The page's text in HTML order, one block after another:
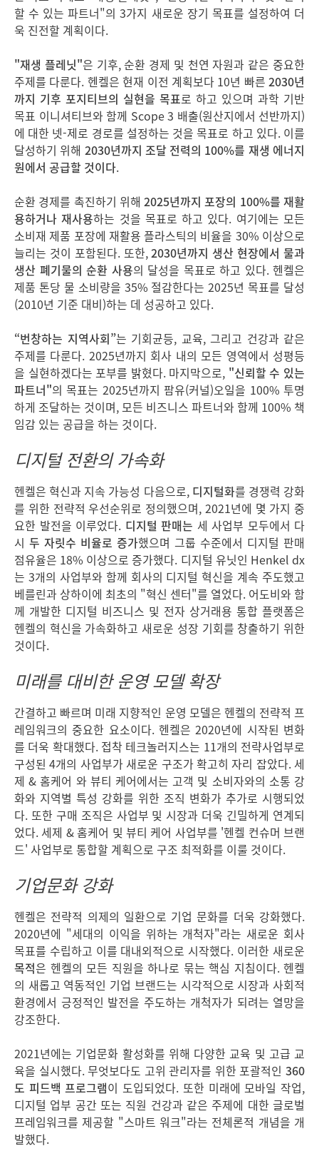
할 수 있는 파트너"의 3가지 새로운 장기 목표를 설정하여 더
욱 진전할 계획이다.
"재생 플레닛"은 기후, 순환 경제 및 천연 자원과 같은 중요한
주제를 다룬다. 헨켈은 현재 이전 계획보다 10년 빠른 2030년
까지 기후 포지티브의 실현을 목표로 하고 있으며 과학 기반
목표 이니셔티브와 함께 Scope 3 배출(원산지에서 선반까지)
에 대한 넷-제로 경로를 설정하는 것을 목표로 하고 있다. 이를
달성하기 위해 2030년까지 조달 전력의 100%를 재생 에너지
원에서 공급할 것이다.
순환 경제를 촉진하기 위해2025년까지 포장의 100%를 재활
용하거나 재사용하는 것을 목표로 하고 있다. 여기에는 모든
소비재 제품 포장에 재활용 플라스틱의 비율을 30% 이상으로
늘리는 것이 포함된다. 또한,2030년까지 생산 현장에서 물과
생산 폐기물의 순환 사용의 달성을 목표로 하고 있다. 헨켈은
제품 톤당 물 소비량을 35% 절감한다는 2025년 목표를 달성
(2010년 기준 대비)하는 데 성공하고 있다.
“번창하는 지역사회”는 기회균등, 교육, 그리고 건강과 같은
주제를 다룬다. 2025년까지 회사 내의 모든 영역에서 성평등
을 실현하겠다는 포부를 밝혔다. 마지막으로, "신뢰할 수 있는
파트너"의 목표는 2025년까지 팜유(커널)오일을 100% 투명
하게 조달하는 것이며, 모든 비즈니스 파트너와 함께 100% 책
임감 있는 공급을 하는 것이다.
디지털 전환의 가속화
헨켈은 혁신과 지속 가능성 다음으로, 디지털화를 경쟁력 강화
를 위한 전략적 우선순위로 정의했으며, 2021년에 몇 가지 중
요한 발전을 이루었다. 디지털 판매는 세 사업부 모두에서 다
시 두 자릿수 비율로 증가했으며 그룹 수준에서 디지털 판매
점유율은 18% 이상으로 증가했다. 디지털 유닛인 Henkel dx
는 3개의 사업부와 함께 회사의 디지털 혁신을 계속 주도했고
베를린과 상하이에 최초의 "혁신 센터"를 열었다. 어도비와 함
께 개발한 디지털 비즈니스 및 전자 상거래용 통합 플랫폼은
헨켈의 혁신을 가속화하고 새로운 성장 기회를 창출하기 위한
것이다.
미래를 대비한 운영 모델 확장
간결하고 빠르며 미래 지향적인 운영 모델은 헨켈의 전략적 프
레임워크의 중요한 요소이다. 헨켈은 2020년에 시작된 변화
를 더욱 확대했다. 접착 테크놀러지스는 11개의 전략사업부로
구성된 4개의 사업부가 새로운 구조가 확고히 자리 잡았다. 세
제 & 홈케어 와 뷰티 케어에서는 고객 및 소비자와의 소통 강
화와 지역별 특성 강화를 위한 조직 변화가 추가로 시행되었
다. 또한 구매 조직은 사업부 및 시장과 더욱 긴밀하게 연계되
었다. 세제 & 홈케어 및 뷰티 케어 사업부를 '헨켈 컨슈머 브랜
드' 사업부로 통합할 계획으로 구조 최적화를 이룰 것이다.
기업문화 강화
헨켈은 전략적 의제의 일환으로 기업 문화를 더욱 강화했다.
2020년에 "세대의 이익을 위하는 개척자"라는 새로운 회사
목표를 수립하고 이를 대내외적으로 시작했다. 이러한 새로운
목적은 헨켈의 모든 직원을 하나로 묶는 핵심 지침이다. 헨켈
의 새롭고 역동적인 기업 브랜드는 시각적으로 시장과 사회적
환경에서 긍정적인 발전을 주도하는 개척자가 되려는 열망을
강조한다.
2021년에는 기업문화 활성화를 위해 다양한 교육 및 고급 교
육을 실시했다. 무엇보다도 고위 관리자를 위한 포괄적인 360
도 피드백 프로그램이 도입되었다. 또한 미래에 모바일 작업,
디지털 업부 공간 또는 직원 건강과 같은 주제에 대한 글로벌
프레임워크를 제공할 "스마트 워크"라는 전체론적 개념을 개
발했다.